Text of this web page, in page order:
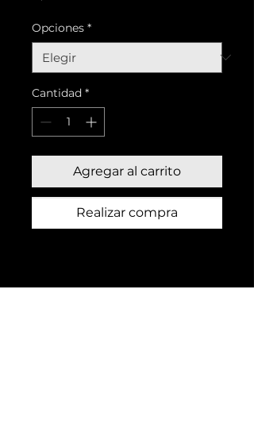
Opciones *
Cantidad *
Agregar al carrito
Realizar compra